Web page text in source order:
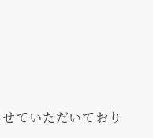
ていただいており